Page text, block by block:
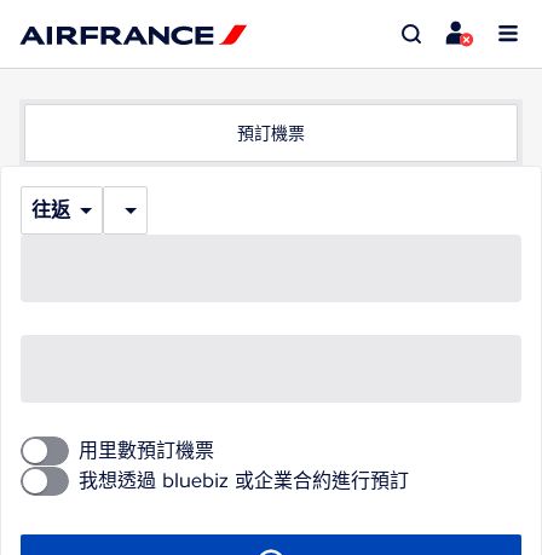
預訂機票
往返
用里數預訂機票
我想透過 bluebiz 或企業合約進行預訂